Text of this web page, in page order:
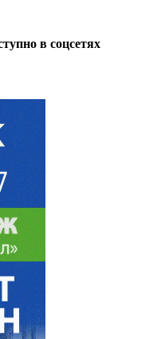
в соцсетях